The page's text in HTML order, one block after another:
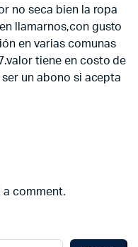
no seca bien la ropa
llamarnos,con gusto
en varias comunas
tiene en costo de
un abono si acepta
comment.